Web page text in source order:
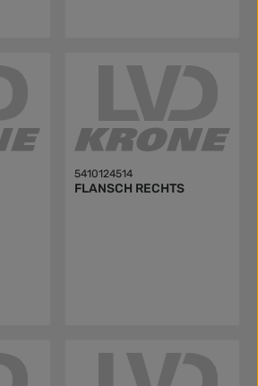
5410124514
FLANSCH RECHTS